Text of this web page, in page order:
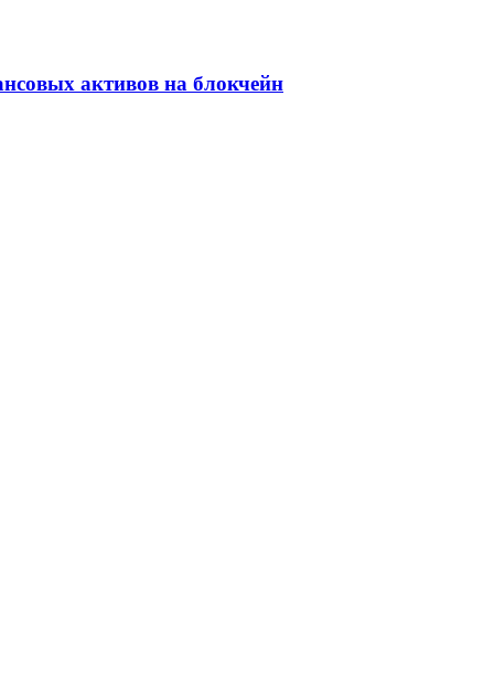
активов на блокчейн